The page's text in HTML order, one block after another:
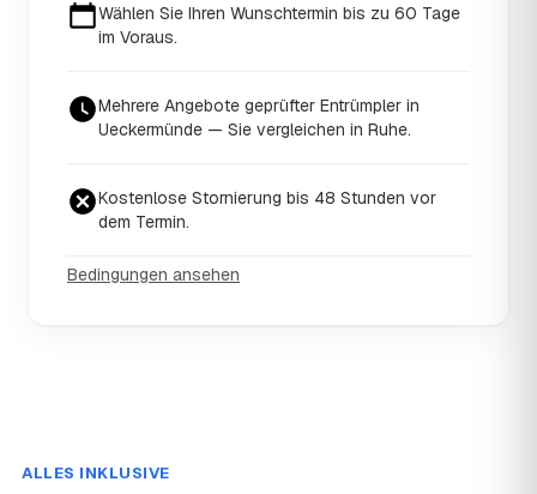
Wählen Sie Ihren Wunschtermin bis zu 60 Tage
im Voraus.
Mehrere Angebote geprüfter Entrümpler in
Ueckermünde — Sie vergleichen in Ruhe.
Kostenlose Stornierung bis 48 Stunden vor
dem Termin.
Bedingungen ansehen
ALLES INKLUSIVE